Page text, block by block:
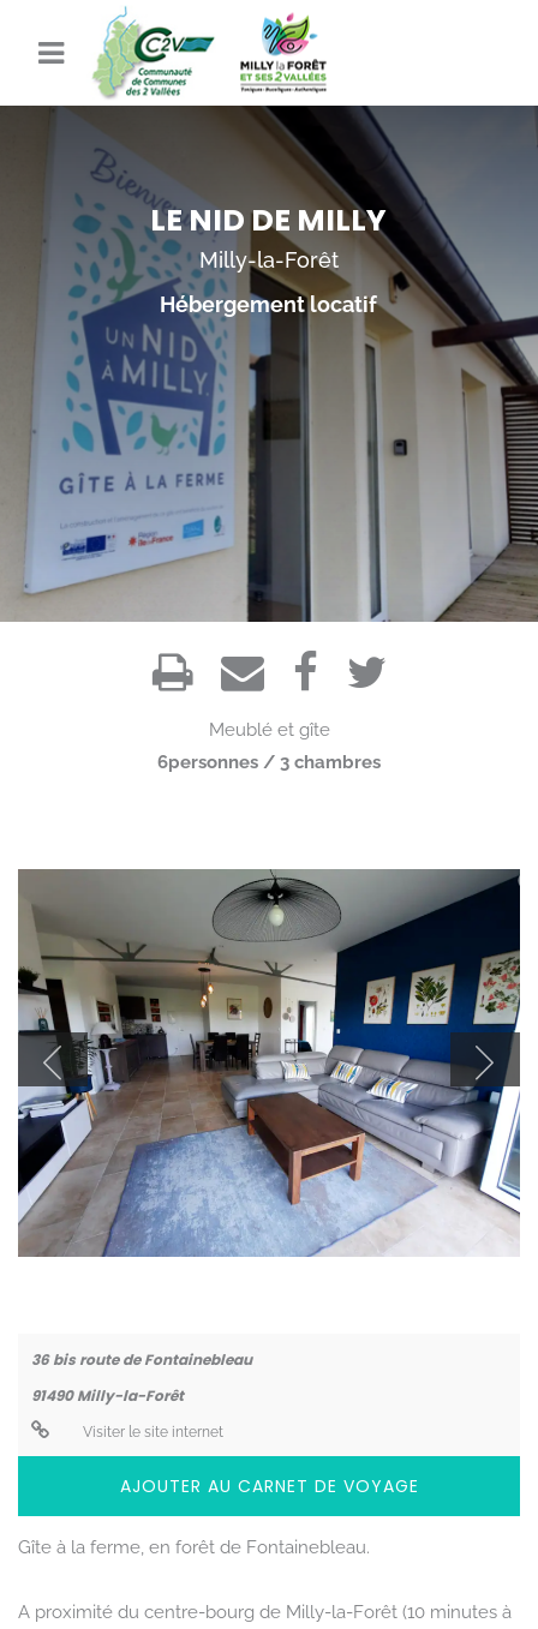
LE NID DE MILLY
Milly-la-Forêt
Hébergement locatif
Meublé et gîte
6personnes / 3 chambres
36 bis route de Fontainebleau
91490 Milly-la-Forêt
Visiter le site internet
AJOUTER AU CARNET DE VOYAGE
Gîte à la ferme, en forêt de Fontainebleau.
A proximité du centre-bourg de Milly-la-Forêt (10 minutes à